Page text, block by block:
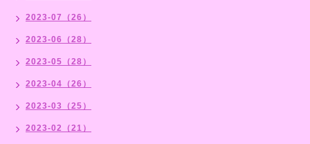
2023-07（26）
2023-06（28）
2023-05（28）
2023-04（26）
2023-03（25）
2023-02（21）